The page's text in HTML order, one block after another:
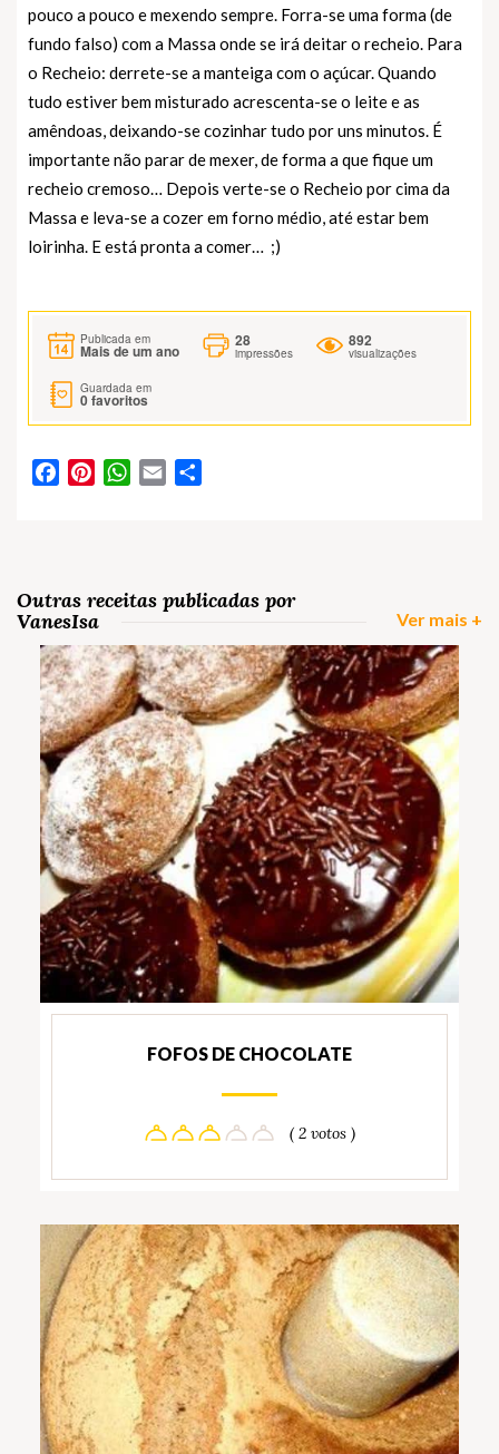
pouco a pouco e mexendo sempre. Forra-se uma forma (de
fundo falso) com a Massa onde se irá deitar o recheio. Para
o Recheio: derrete-se a manteiga com o açúcar. Quando
tudo estiver bem misturado acrescenta-se o leite e as
amêndoas, deixando-se cozinhar tudo por uns minutos. É
importante não parar de mexer, de forma a que fique um
recheio cremoso… Depois verte-se o Recheio por cima da
Massa e leva-se a cozer em forno médio, até estar bem
loirinha. E está pronta a comer… ;)
Publicada em
Mais de um ano
28
impressões
892
visualizações
Guardada em
0favoritos
FacebookPinterestWhatsApp
Email
Outras receitas publicadas por
VanesIsa
Ver mais +
FOFOS DE CHOCOLATE
( 2 votos )